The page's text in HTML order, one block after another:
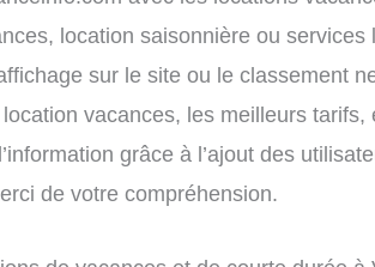
location saisonnière ou
sur le site ou le classement
location vacances, les meilleurs
grâce à l’ajout des
de votre compréhension.